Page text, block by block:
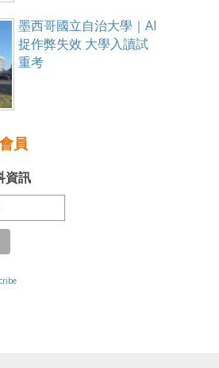
墨西哥國立自治大學｜AI
捉作弊失效 大學入讀試
重考
員
資訊